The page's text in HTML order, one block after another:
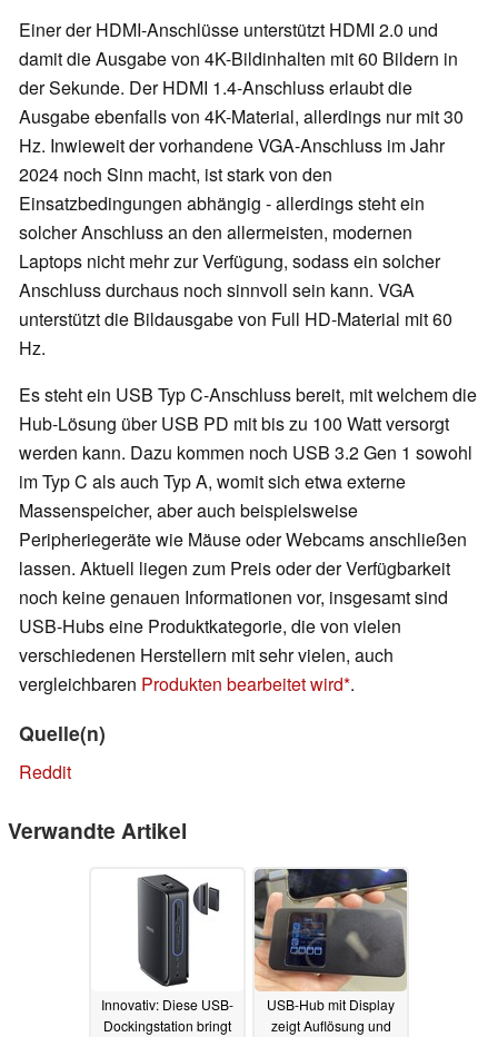
Einer der HDMI-Anschlüsse unterstützt HDMI 2.0 und
damit die Ausgabe von 4K-Bildinhalten mit 60 Bildern in
der Sekunde. Der HDMI 1.4-Anschluss erlaubt die
Ausgabe ebenfalls von 4K-Material, allerdings nur mit 30
Hz. Inwieweit der vorhandene VGA-Anschluss im Jahr
2024 noch Sinn macht, ist stark von den
Einsatzbedingungen abhängig - allerdings steht ein
solcher Anschluss an den allermeisten, modernen
Laptops nicht mehr zur Verfügung, sodass ein solcher
Anschluss durchaus noch sinnvoll sein kann. VGA
unterstützt die Bildausgabe von Full HD-Material mit 60
Hz.
Es steht ein USB Typ C-Anschluss bereit, mit welchem die
Hub-Lösung über USB PD mit bis zu 100 Watt versorgt
werden kann. Dazu kommen noch USB 3.2 Gen 1 sowohl
im Typ C als auch Typ A, womit sich etwa externe
Massenspeicher, aber auch beispielsweise
Peripheriegeräte wie Mäuse oder Webcams anschließen
lassen. Aktuell liegen zum Preis oder der Verfügbarkeit
noch keine genauen Informationen vor, insgesamt sind
USB-Hubs eine Produktkategorie, die von vielen
verschiedenen Herstellern mit sehr vielen, auch
vergleichbaren Produkten bearbeitet wird .
Quelle(n)
Reddit
Verwandte Artikel
Innovativ: Diese USB-
Dockingstation bringt
USB-Hub mit Display
zeigt Auflösung und